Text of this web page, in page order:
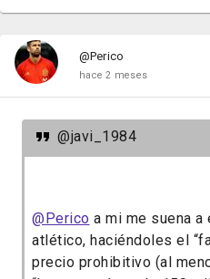
@Perico
hace 2 meses
@javi_1984
@Perico a mi me suena
atlético, haciéndoles el
precio prohibitivo (al